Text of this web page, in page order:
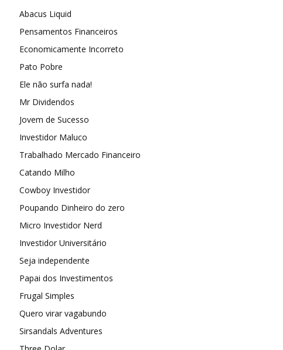
Abacus Liquid
Pensamentos Financeiros
Economicamente Incorreto
Pato Pobre
Ele não surfa nada!
Mr Dividendos
Jovem de Sucesso
Investidor Maluco
Trabalhado Mercado Financeiro
Catando Milho
Cowboy Investidor
Poupando Dinheiro do zero
Micro Investidor Nerd
Investidor Universitário
Seja independente
Papai dos Investimentos
Frugal Simples
Quero virar vagabundo
Sirsandals Adventures